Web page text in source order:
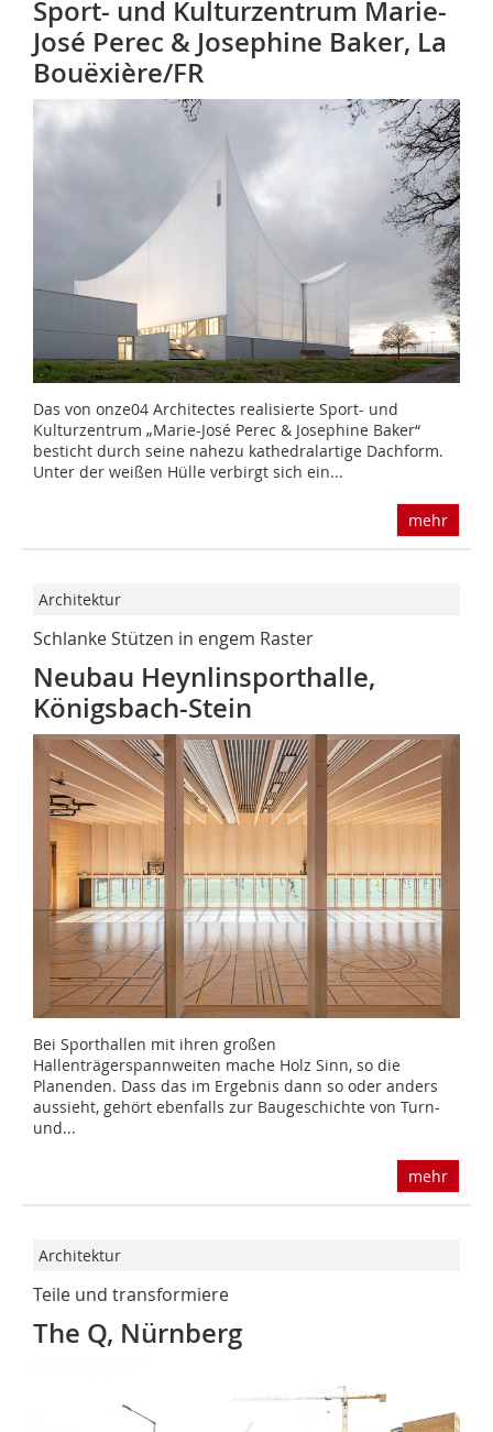
Sport- und Kulturzentrum Marie-
José Perec & Josephine Baker, La
Bouëxière/FR
Das von onze04 Architectes realisierte Sport- und
Kulturzentrum „Marie-José Perec & Josephine Baker“
besticht durch seine nahezu kathedralartige Dachform.
Unter der weißen Hülle verbirgt sich ein...
mehr
Architektur
Schlanke Stützen in engem Raster
Neubau Heynlinsporthalle,
Königsbach-Stein
Bei Sporthallen mit ihren großen
Hallenträgerspannweiten mache Holz Sinn, so die
Planenden. Dass das im Ergebnis dann so oder anders
aussieht, gehört ebenfalls zur Baugeschichte von Turn-
und...
mehr
Architektur
Teile und transformiere
The Q, Nürnberg